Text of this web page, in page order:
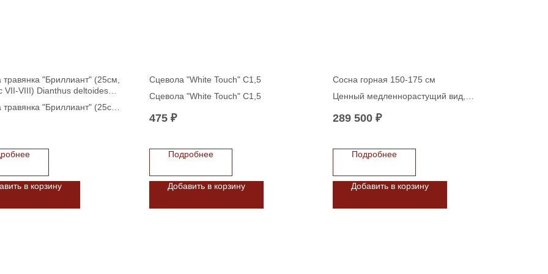
травянка "Бриллиант" (25см,
VII-VIII) Dianthus deltoides
травянка "Бриллиант" (25см,
22
в корзину
Сцевола "White Touch" C1,5
Сцевола "White Touch" C1,5
475 ₽
Подробнее
Добавить в корзину
Сосна горная 150-175 см
Ценный медленнорастущий вид,
засухоустойчивостью. Такой зрелый
акцентом в ландшафтном дизайне.
289 500 ₽
Подробнее
Добавить в корзину